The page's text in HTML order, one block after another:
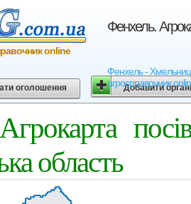
Фенхель.
Фенхель -
агросправочник
online
оголошення Добавити
область